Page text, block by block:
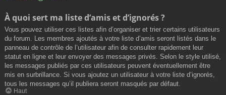
À quoi sert ma liste d’amis et d’ignorés ?
Vous pouvez utiliser ces listes afin d’organiser et trier certains utilisateurs
du forum. Les membres ajoutés à votre liste d’amis seront listés dans le
panneau de contrôle de l’utilisateur afin de consulter rapidement leur
statut en ligne et leur envoyer des messages privés. Selon le style utilisé,
les messages publiés par ces utilisateurs peuvent éventuellement être
mis en surbrillance. Si vous ajoutez un utilisateur à votre liste d’ignorés,
tous les messages qu’il publiera seront masqués par défaut.
Haut